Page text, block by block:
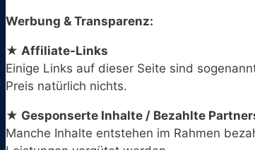
Werbung & Transparenz:
★ Affiliate-Links
Einige Links auf dieser Seite sind
Preis natürlich nichts.
★ Gesponserte Inhalte / Bezahlte
Manche Inhalte entstehen im Rahmen